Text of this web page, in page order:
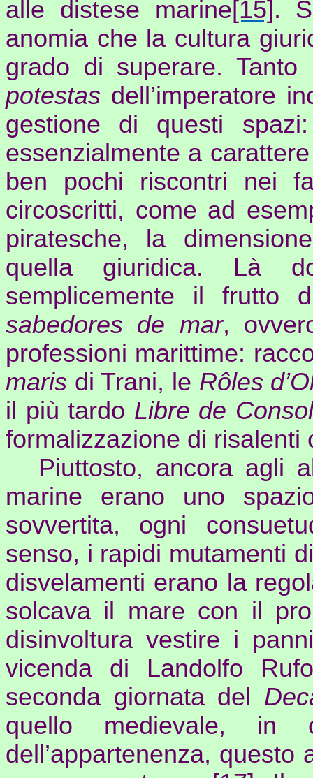
alle distese marine[15] .
anomia che la cultura
grado di superare. Tanto
potestas dell’imperatore
gestione di questi
essenzialmente a
ben pochi riscontri nei
circoscritti, come ad
piratesche, la
quella giuridica. Là
semplicemente il frutto
sabedores de mar,
professioni marittime:
maris di Trani, le Rôlesd’
il più tardo Libre de
formalizzazione di risalenti
Piuttosto, ancora agli
marine erano uno
sovvertita, ogni
senso, i rapidi mutamenti
disvelamenti erano la
solcava il mare con il
disinvoltura vestire i
vicenda di Landolfo
seconda giornata del
quello medievale,
dell’appartenenza,